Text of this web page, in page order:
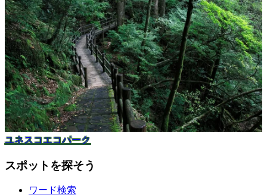
ユネスコエコパーク
スポットを探そう
ワード検索